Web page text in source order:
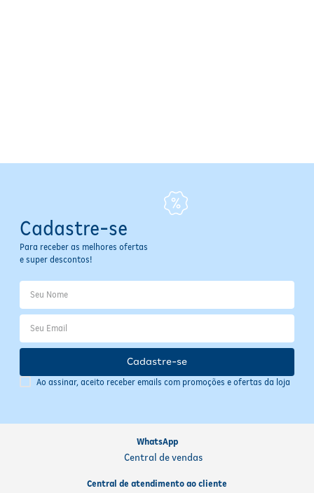
Conservar em local seco, fresco e ao abrigo da luz
Manter fora do alcance de crianças
Em caso de dúvidas ou reações adversas, consultar um
profissional de saúde
Cadastre-se
Para receber as melhores ofertas
e super descontos!
Ao assinar, aceito receber emails com promoções e ofertas da loja
Cadastre-se
WhatsApp
Central de vendas
Central de atendimento ao cliente